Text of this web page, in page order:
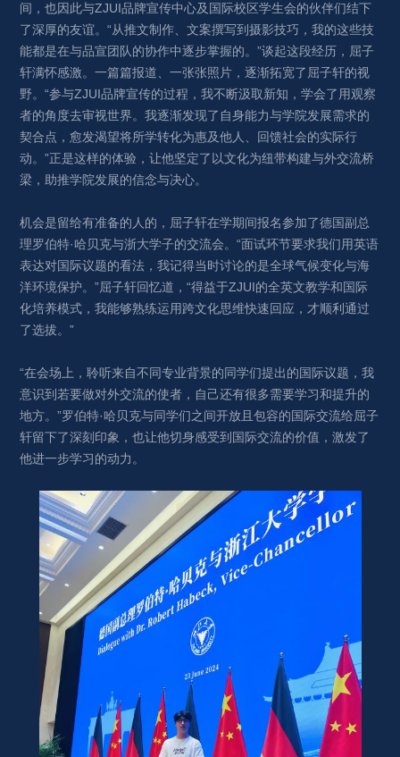
间，也因此与ZJUI品牌宣传中心及国际校区学生会的伙伴们结下
了深厚的友谊。“从推文制作、文案撰写到摄影技巧，我的这些技
能都是在与品宣团队的协作中逐步掌握的。”谈起这段经历，屈子
轩满怀感激。一篇篇报道、一张张照片，逐渐拓宽了屈子轩的视
野。“参与ZJUI品牌宣传的过程，我不断汲取新知，学会了用观察
者的角度去审视世界。我逐渐发现了自身能力与学院发展需求的
契合点，愈发渴望将所学转化为惠及他人、回馈社会的实际行
动。”正是这样的体验，让他坚定了以文化为纽带构建与外交流桥
梁，助推学院发展的信念与决心。
机会是留给有准备的人的，屈子轩在学期间报名参加了德国副总
理罗伯特·哈贝克与浙大学子的交流会。“面试环节要求我们用英语
表达对国际议题的看法，我记得当时讨论的是全球气候变化与海
洋环境保护。”屈子轩回忆道，“得益于ZJUI的全英文教学和国际
化培养模式，我能够熟练运用跨文化思维快速回应，才顺利通过
了选拔。”
“在会场上，聆听来自不同专业背景的同学们提出的国际议题，我
意识到若要做对外交流的使者，自己还有很多需要学习和提升的
地方。”罗伯特·哈贝克与同学们之间开放且包容的国际交流给屈子
轩留下了深刻印象，也让他切身感受到国际交流的价值，激发了
他进一步学习的动力。